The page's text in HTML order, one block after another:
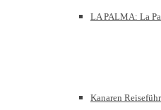
LA PALMA: La
Kanaren